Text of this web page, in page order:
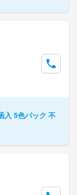
入 5色パック 不